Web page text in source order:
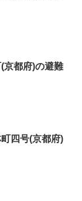
京都府)の避難
四号(京都府)